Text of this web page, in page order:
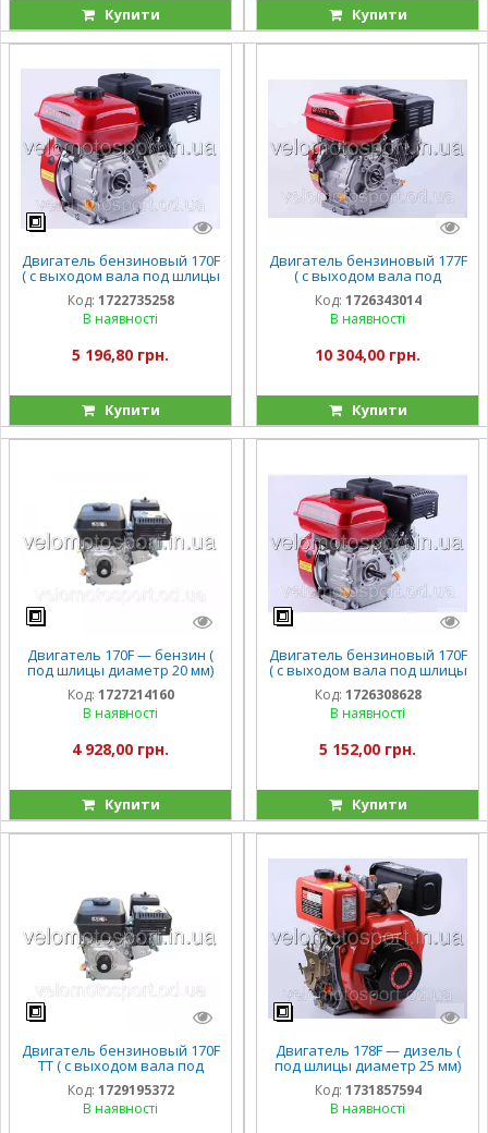
Купити Купити
Двигатель бензиновый 170F
( с выходом вала под шлицы
, 25 мм ) 7 л.с.
Код: 1722735258
В наявності
5 196,80 грн.
Купити
Двигатель бензиновый 177F
( с выходом вала под
шлицы, 25 мм) 9 л.с.
Код: 1726343014
В наявності
10 304,00 грн.
Купити
Двигатель 170F — бензин (
под шлицы диаметр 20 мм)
(7 л.с..) TТ
Код: 1727214160
В наявності
4 928,00 грн.
Купити
Двигатель бензиновый 170F
( с выходом вала под шлицы
20 мм) 7 л.с.
Код: 1726308628
В наявності
5 152,00 грн.
Купити
Двигатель бензиновый 170F
TT ( с выходом вала под
шпонку, 20 мм +шкив ) 7 л.с.
Код: 1729195372
В наявності
Двигатель 178F — дизель (
под шлицы диаметр 25 мм)
(6 л.с..) ТТ
Код: 1731857594
В наявності